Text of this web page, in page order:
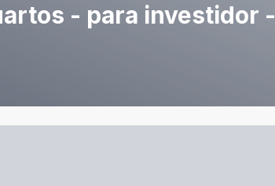
- para investidor -